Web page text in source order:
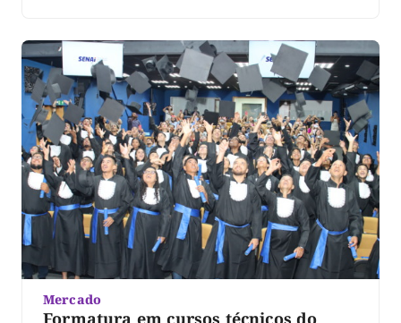
Mercado
Formatura em cursos técnicos do